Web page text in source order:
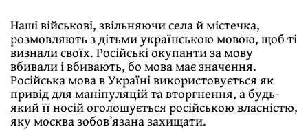
Наші військові, звільняючи села й містечка,
розмовляють з дітьми українською мовою, щоб ті
визнали своїх. Російські окупанти за мову
вбивали і вбивають, бо мова має значення.
Російська мова в Україні використовується як
привід для маніпуляцій та вторгнення, а будь-
який її носій оголошується російською власністю,
яку москва зобовʼязана захищати.